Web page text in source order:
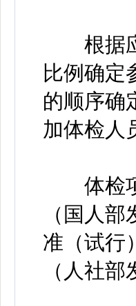
根据应
比例确定
的顺序确
加体检人
体检项
（国人
准（试行
（人社